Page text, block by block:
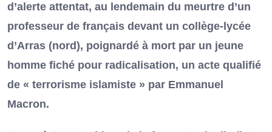
d’alerte attentat, au lendemain du meurtre d’un
professeur de français devant un collège-lycée
d’Arras (nord), poignardé à mort par un jeune
homme fiché pour radicalisation, un acte qualifié
de « terrorisme islamiste » par Emmanuel
Macron.